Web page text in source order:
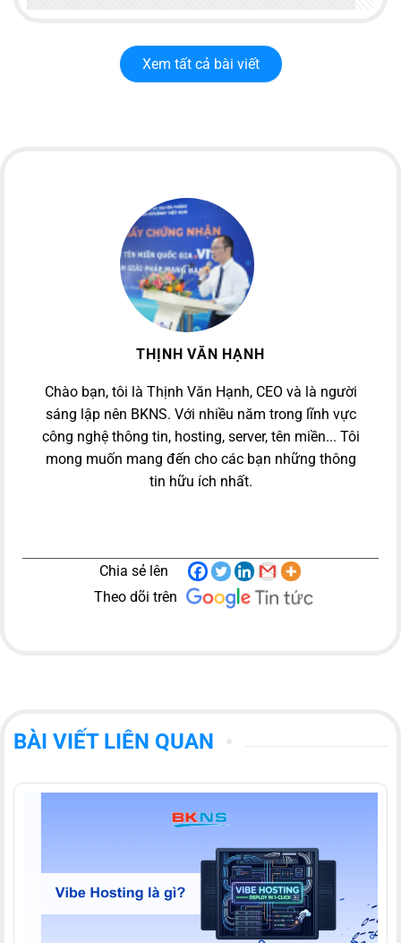
Xem tất cả bài viết
THỊNH VĂN HẠNH
Chào bạn, tôi là Thịnh Văn Hạnh, CEO và là người
sáng lập nên BKNS. Với nhiều năm trong lĩnh vực
công nghệ thông tin, hosting, server, tên miền... Tôi
mong muốn mang đến cho các bạn những thông
tin hữu ích nhất.
Chia sẻ lên
Theo dõi trên
BÀI VIẾT LIÊN QUAN